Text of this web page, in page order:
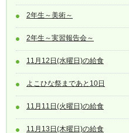
2年生～美術～
2年生～実習報告会～
11月12日(水曜日)の給食
よこひな祭まであと10日
11月11日(火曜日)の給食
11月13日(木曜日)の給食